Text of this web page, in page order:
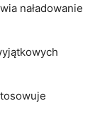
naładowanie